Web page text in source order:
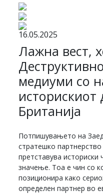
16.05.2025
Лажна вест,
медиуми со
историскиот
Британија
Потпишувањето на
стратешко
претставува
значење. Тоа е чин со
позиционира како
определен партнер во